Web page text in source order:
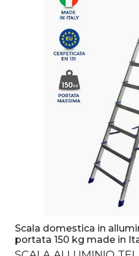
Scala domestica in
portata 150 kg made in